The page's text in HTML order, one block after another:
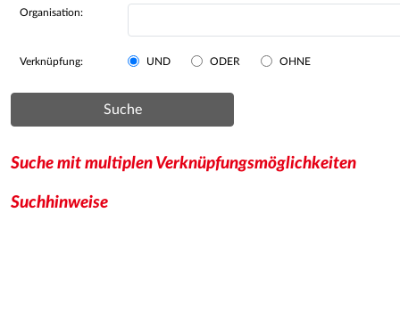
Organisation:
Verknüpfung: UND ODER OHNE
Suche
Suche mit multiplen Verknüpfungsmöglichkeiten
Suchhinweise